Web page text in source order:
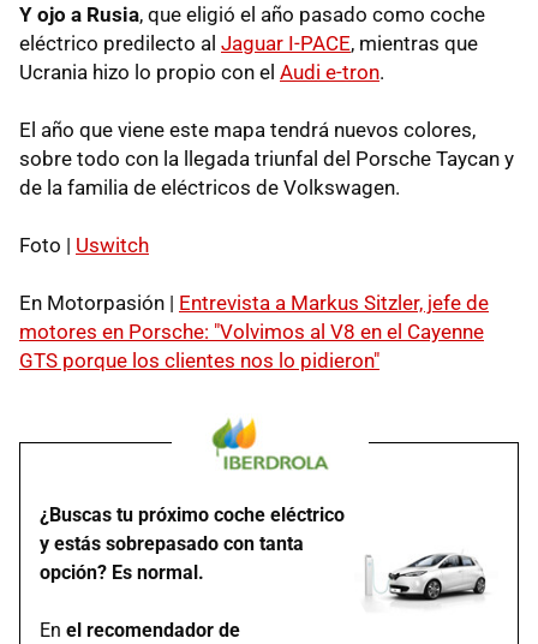
Y ojo a Rusia, que eligió el año pasado como coche
eléctrico predilecto al Jaguar I-PACE, mientras que
Ucrania hizo lo propio con el Audi e-tron.
El año que viene este mapa tendrá nuevos colores,
sobre todo con la llegada triunfal del Porsche Taycan y
de la familia de eléctricos de Volkswagen.
Foto | Uswitch
En Motorpasión | Entrevista a Markus Sitzler, jefe de
motores en Porsche: "Volvimos al V8 en el Cayenne
GTS porque los clientes nos lo pidieron"
¿Buscas tu próximo coche eléctrico
y estás sobrepasado con tanta
opción? Es normal.
En el recomendador de